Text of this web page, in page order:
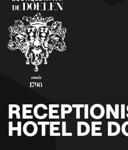
HOTEL DE